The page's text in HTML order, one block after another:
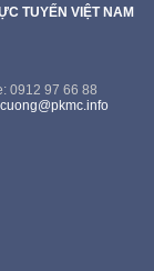
TUYẾN VIỆT NAM
0912 97 66 88